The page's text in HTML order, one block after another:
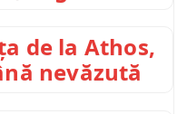
de la Athos,
nevăzută